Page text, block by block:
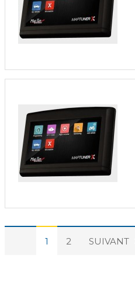
1 2 SUIVANT